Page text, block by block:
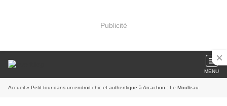
Publicité
MENU
Accueil » Petit tour dans un endroit chic et authentique à Arcachon : Le Moulleau